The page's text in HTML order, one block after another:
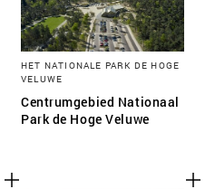
HET NATIONALE PARK DE HOGE
VELUWE
Centrumgebied Nationaal
Park de Hoge Veluwe